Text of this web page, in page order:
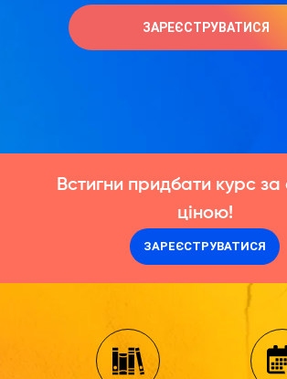
ЗАРЕЄСТРУВАТИСЯ
Встигни придбати курс
ціною!
ЗАРЕЄСТРУВАТИСЯ